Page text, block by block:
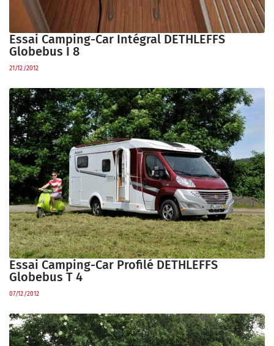
Essai Camping-Car Intégral DETHLEFFS
Globebus I 8
21/12/2012
Essai Camping-Car Profilé DETHLEFFS
Globebus T 4
07/12/2012